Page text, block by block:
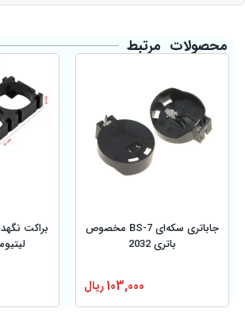
محصولات مرتبط
جاباتری سکه‌ای BS-7 مخصوص
باتری 2032
103,000ریال
براکت